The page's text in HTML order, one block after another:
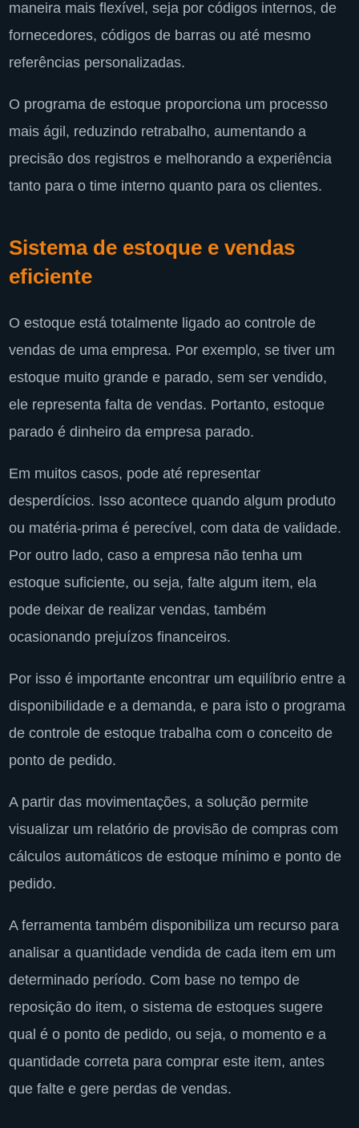
maneira mais flexível, seja por códigos internos, de
fornecedores, códigos de barras ou até mesmo
referências personalizadas.
O programa de estoque proporciona um processo
mais ágil, reduzindo retrabalho, aumentando a
precisão dos registros e melhorando a experiência
tanto para o time interno quanto para os clientes.
Sistema de estoque e vendas
eficiente
O estoque está totalmente ligado ao controle de
vendas de uma empresa. Por exemplo, se tiver um
estoque muito grande e parado, sem ser vendido,
ele representa falta de vendas. Portanto, estoque
parado é dinheiro da empresa parado.
Em muitos casos, pode até representar
desperdícios. Isso acontece quando algum produto
ou matéria-prima é perecível, com data de validade.
Por outro lado, caso a empresa não tenha um
estoque suficiente, ou seja, falte algum item, ela
pode deixar de realizar vendas, também
ocasionando prejuízos financeiros.
Por isso é importante encontrar um equilíbrio entre a
disponibilidade e a demanda, e para isto o programa
de controle de estoque trabalha com o conceito de
ponto de pedido.
A partir das movimentações, a solução permite
visualizar um relatório de provisão de compras com
cálculos automáticos de estoque mínimo e ponto de
pedido.
A ferramenta também disponibiliza um recurso para
analisar a quantidade vendida de cada item em um
determinado período. Com base no tempo de
reposição do item, o sistema de estoques sugere
qual é o ponto de pedido, ou seja, o momento e a
quantidade correta para comprar este item, antes
que falte e gere perdas de vendas.